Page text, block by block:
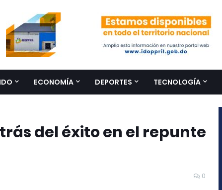
ECONOMÍA DEPORTES TECNOLOGÍA
del éxito en el repunte
0